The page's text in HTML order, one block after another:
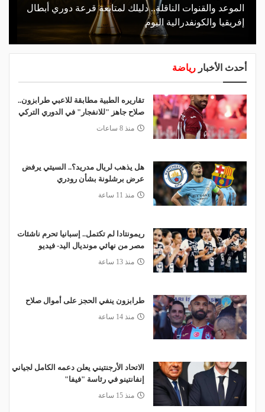
الموعد والقنوات الناقلة.. دليلك لمتابعة قرعة دوري أبطال
إفريقيا والكونفدرالية اليوم
أحدث الأخبار رياضة
تقاريره الطبية مطابقة للاعبي طرابزون..
صلاح جاهز "للانفجار" في الدوري التركي
منذ 8 ساعات
هل يذهب لريال مدريد؟.. السيتي يرفض
عرض برشلونة بشأن رودري
منذ 11 ساعة
ريمونتادا لم تكتمل.. إسبانيا تحرم ناشئات
مصر من نهائي مونديال اليد- فيديو
منذ 13 ساعة
طرابزون ينفي الحجز على أموال صلاح
منذ 14 ساعة
الاتحاد الأرجنتيني يعلن دعمه الكامل لجياني
إنفانتينو في رئاسة "فيفا"
منذ 15 ساعة